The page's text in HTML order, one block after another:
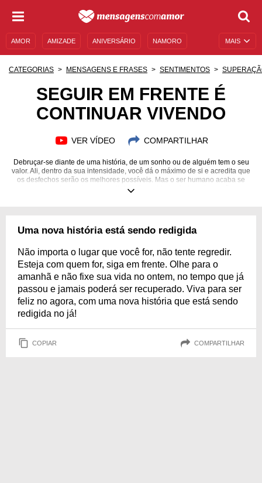
MAIS
AMOR AMIZADE ANIVERSÁRIO NAMORO
MENSAGENS E FRASES MENSAGENS DE ANIVERSÁRIO
CATEGORIAS MENSAGENS E FRASES SENTIMENTOS
SEGUIR EM FRENTE É
CONTINUAR VIVENDO
VER VÍDEO COMPARTILHAR
Debruçar-se diante de uma história, de um sonho ou de alguém tem o seu
valor. Ali, dentro da sua intensidade, você dá o máximo de si e acredita que
os desfechos serão os melhores possíveis. Mas o ser humano acaba se
esquecendo de algo primordial: a efemeridade. As transformações
colocar em movimento e permitir que a vida lhe apresente novas
Uma nova história está sendo redigida
Não importa o lugar que você for, não tente regredir.
Esteja com quem for, siga em frente. Olhe para o
amanhã e não fixe sua vida no ontem, no tempo que já
passou e jamais poderá ser recuperado. Viva para ser
feliz no agora, com uma nova história que está sendo
redigida no já!
COPIAR COMPARTILHAR